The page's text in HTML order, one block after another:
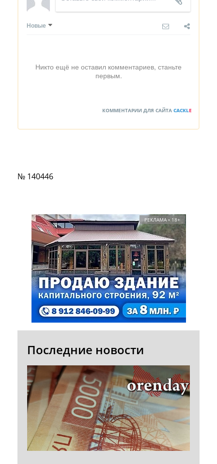
Новые
Никто ещё не оставил комментариев, станьте
первым.
КОММЕНТАРИИ ДЛЯ САЙТА CACKLE
№ 140446
РЕКЛАМА • 18+
Последние новости